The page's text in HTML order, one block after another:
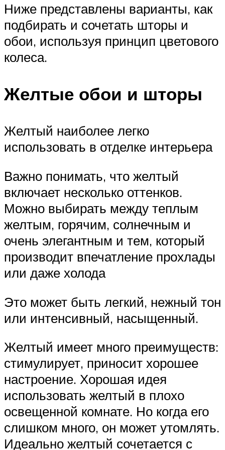
Ниже представлены варианты, как
подбирать и сочетать шторы и
обои, используя принцип цветового
колеса.
Желтые обои и шторы
Желтый наиболее легко
использовать в отделке интерьера
Важно понимать, что желтый
включает несколько оттенков.
Можно выбирать между теплым
желтым, горячим, солнечным и
очень элегантным и тем, который
производит впечатление прохлады
или даже холода
Это может быть легкий, нежный тон
или интенсивный, насыщенный.
Желтый имеет много преимуществ:
стимулирует, приносит хорошее
настроение. Хорошая идея
использовать желтый в плохо
освещенной комнате. Но когда его
слишком много, он может утомлять.
Идеально желтый сочетается с